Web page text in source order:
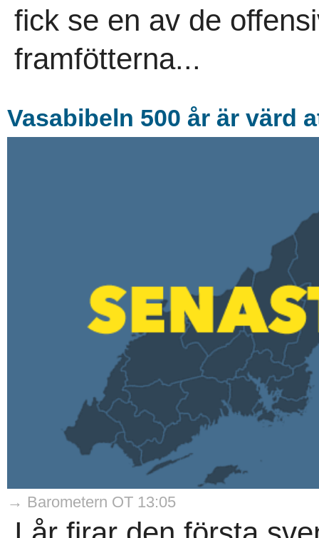
fick se en av de
framfötterna...
Vasabibeln 500 år är värd
→ Barometern OT 13:05